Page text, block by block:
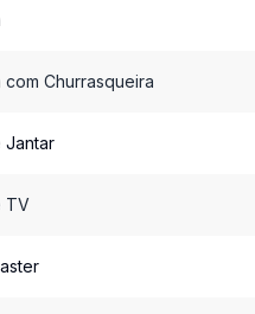
com Churrasqueira
Jantar
TV